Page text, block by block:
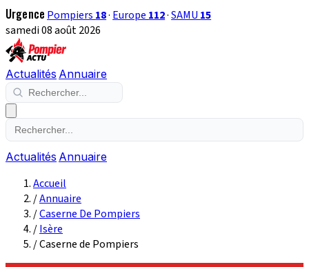
Urgence Pompiers 18· Europe 112·SAMU 15
samedi 08 août 2026
Actualités Annuaire
Actualités Annuaire
Accueil
/Annuaire
/Caserne De Pompiers
/Isère
/Caserne de Pompiers